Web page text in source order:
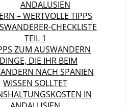
ANDALUSIEN
– WERTVOLLE TIPPS
CHECKLISTE
TEIL 1
ZUM AUSWANDERN
DIE IHR BEIM
NACH SPANIEN
WISSEN SOLLTET
IN